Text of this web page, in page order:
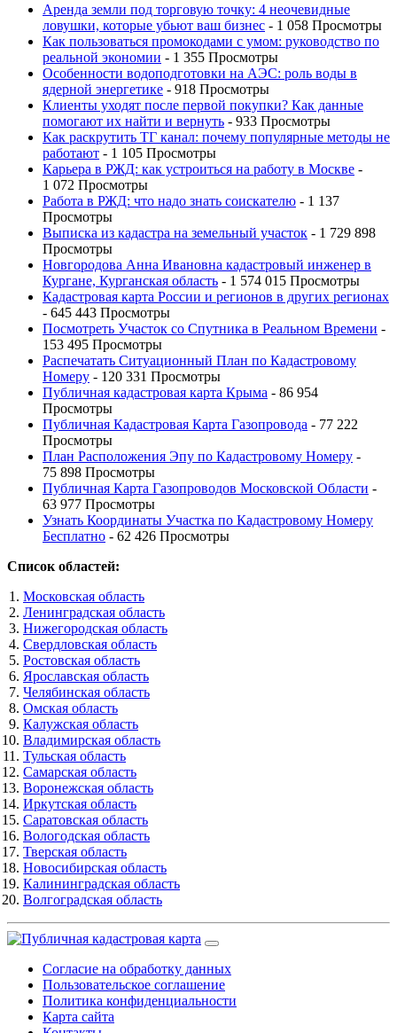
Аренда земли под торговую точку: 4 неочевидные
ловушки, которые убьют ваш бизнес - 1 058 Просмотры
Как пользоваться промокодами с умом: руководство по
реальной экономии - 1 355 Просмотры
Особенности водоподготовки на АЭС: роль воды в
ядерной энергетике - 918 Просмотры
Клиенты уходят после первой покупки? Как данные
помогают их найти и вернуть - 933 Просмотры
Как раскрутить ТГ канал: почему популярные методы не
работают - 1 105 Просмотры
Карьера в РЖД: как устроиться на работу в Москве -
1 072 Просмотры
Работа в РЖД: что надо знать соискателю - 1 137
Просмотры
Выписка из кадастра на земельный участок - 1 729 898
Просмотры
Новгородова Анна Ивановна кадастровый инженер в
Кургане, Курганская область - 1 574 015 Просмотры
Кадастровая карта России и регионов в других регионах
- 645 443 Просмотры
Посмотреть Участок со Спутника в Реальном Времени -
153 495 Просмотры
Распечатать Ситуационный План по Кадастровому
Номеру - 120 331 Просмотры
Публичная кадастровая карта Крыма - 86 954
Просмотры
Публичная Кадастровая Карта Газопровода - 77 222
Просмотры
План Расположения Эпу по Кадастровому Номеру -
75 898 Просмотры
Публичная Карта Газопроводов Московской Области -
63 977 Просмотры
Узнать Координаты Участка по Кадастровому Номеру
Бесплатно - 62 426 Просмотры
Список областей:
Московская область
Ленинградская область
Нижегородская область
Свердловская область
Ростовская область
Ярославская область
Челябинская область
Омская область
Калужская область
Владимирская область
Тульская область
Самарская область
Воронежская область
Иркутская область
Саратовская область
Вологодская область
Тверская область
Новосибирская область
Калининградская область
Волгоградская область
Согласие на обработку данных
Пользовательское соглашение
Политика конфиденциальности
Карта сайта